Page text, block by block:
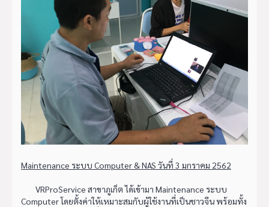
Maintenance ระบบ Computer & NAS วันที่ 3 มกราคม 2562
VRProService สาขาภูเก็ต ได้เข้ามา Maintenance ระบบ
Computer โดยตั้งค่าให้เหมาะสมกับผู้ใช้งานที่เป็นชาวจีน พร้อมทั้ง